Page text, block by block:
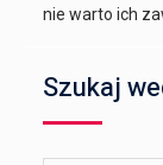
nie warto ich
Szukaj